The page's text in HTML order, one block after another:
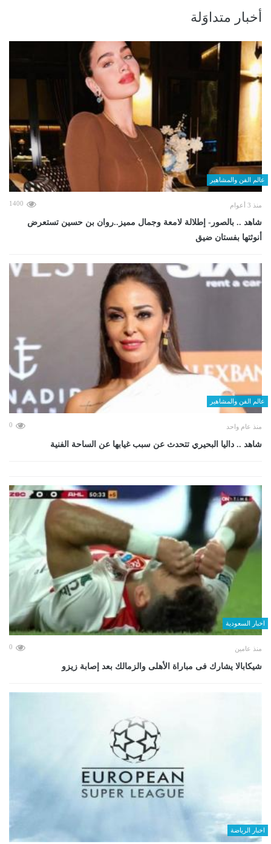
أخبار متداوَلة
عالم الفن والمشاهير
منذ 3 أعوام 1400
شاهد .. بالصور- إطلالة لامعة وجمال مميز..روان بن حسين تستعرض
أنوثتها بفستان ضيق
عالم الفن والمشاهير
منذ عام واحد 0
شاهد .. داليا البحيري تتحدث عن سبب غيابها عن الساحة الفنية
اخبار السعودية
منذ عامين 0
شيكابالا يشارك فى مباراة الأهلى والزمالك بعد إصابة زيزو
اخبار الرياضة